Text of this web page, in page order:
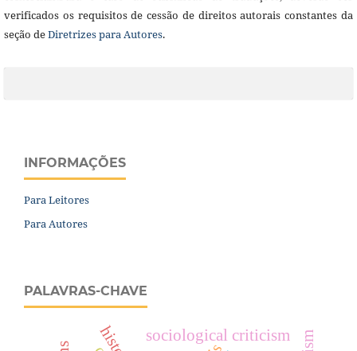
verificados os requisitos de cessão de direitos autorais constantes da
seção deDiretrizes para Autores.
INFORMAÇÕES
Para Leitores
Para Autores
PALAVRAS-CHAVE
sociological criticism